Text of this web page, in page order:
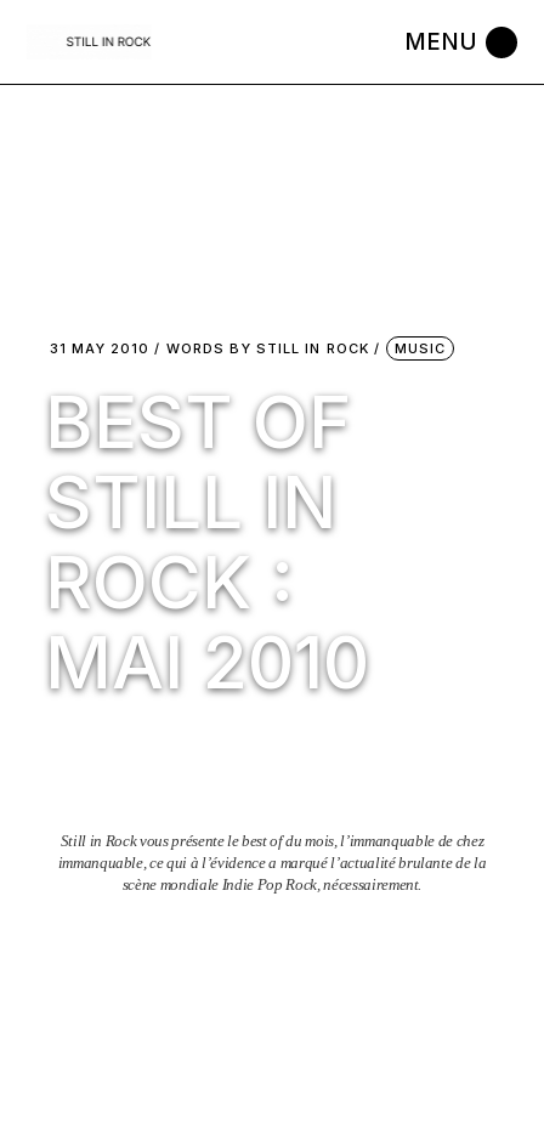
31 MAY 2010 WORDS BY STILL IN ROCK MUSIC
BEST OF
STILL IN
ROCK :
MAI 2010
Still in Rock vous présente le best of du mois, l’immanquable de chez
immanquable, ce qui à l’évidence a marqué l’actualité brulante de la
scène mondiale Indie Pop Rock, nécessairement.